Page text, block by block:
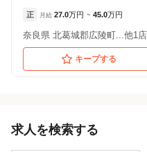
正 月給 27.0万円 ~ 45.0万円
奈良県 北葛城郡広陵町...他1
キープする
求人を検索する